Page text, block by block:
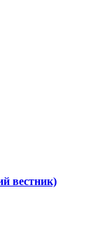
вестник)